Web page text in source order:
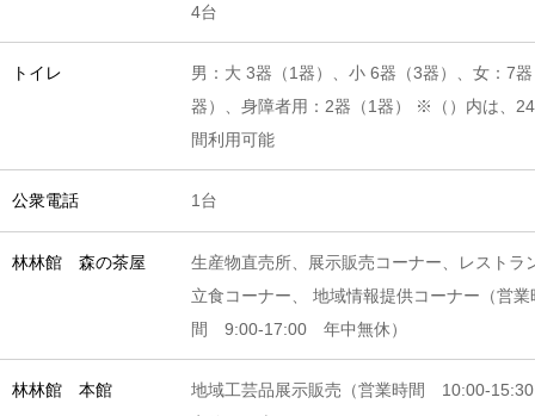
4台
トイレ
男：大 3器（1器）、小 6器（3器）、女：7
器）、身障者用：2器（1器） ※（）内は、
間利用可能
公衆電話 1台
林林館 森の茶屋
生産物直売所、展示販売コーナー、レストラ
立食コーナー、 地域情報提供コーナー（営業
間 9:00-17:00 年中無休）
林林館 本館
地域工芸品展示販売（営業時間 10:00-